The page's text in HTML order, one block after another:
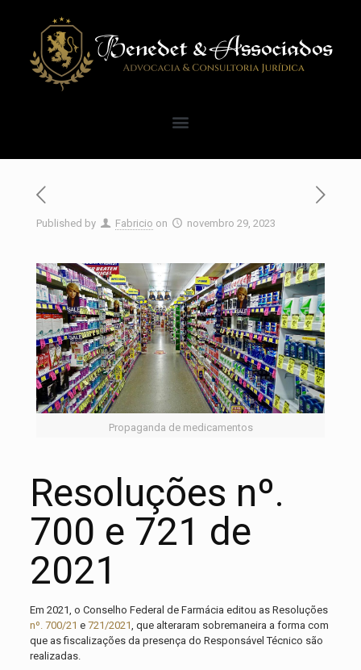
Published by Fabricio on novembro 29, 2023
Propaganda de medicamentos
Resoluções nº.
700 e 721 de
2021
Em 2021, o Conselho Federal de Farmácia editou as Resoluções
nº. 700/21 e 721/2021, que alteraram sobremaneira a forma com
que as fiscalizações da presença do Responsável Técnico são
realizadas.